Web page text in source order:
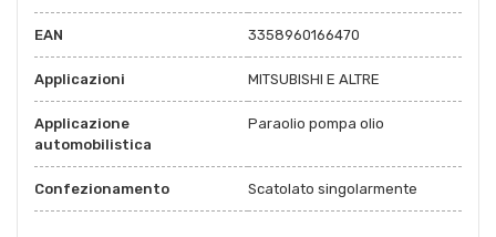
EAN 3358960166470
Applicazioni MITSUBISHI E ALTRE
Applicazione
automobilistica
Paraolio pompa olio
Confezionamento Scatolato singolarmente